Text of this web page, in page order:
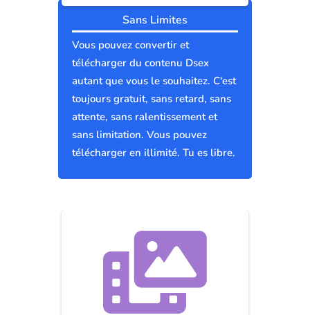
Sans Limites
Vous pouvez convertir et
télécharger du contenu Dsex
autant que vous le souhaitez. C'est
toujours gratuit, sans retard, sans
attente, sans ralentissement et
sans limitation. Vous pouvez
télécharger en illimité. Tu es libre.